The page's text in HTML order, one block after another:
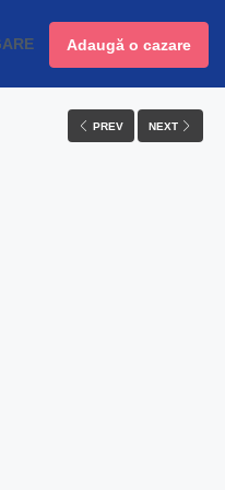
Adaugă o cazare
PREV NEXT